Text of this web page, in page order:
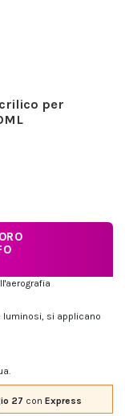
per
si applicano
27 con Express